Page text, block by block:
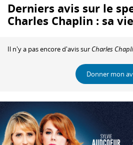
Derniers avis sur le
Charles Chaplin : sa
Il n'y a pas encore d'avis sur Charles
Donner mon